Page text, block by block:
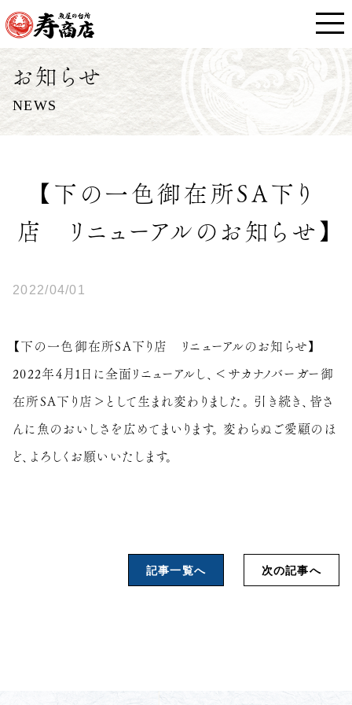
お知らせ
NEWS
【下の一色御在所SA下り
店 リニューアルのお知らせ】
2022/04/01
【下の一色御在所SA下り店 リニューアルのお知らせ】
2022年4月1日に全面リニューアルし、＜サカナノバーガー御
在所SA下り店＞として生まれ変わりました。 引き続き、皆さ
んに魚のおいしさを広めてまいります。 変わらぬご愛顧のほ
ど、よろしくお願いいたします。
記事一覧へ 次の記事へ